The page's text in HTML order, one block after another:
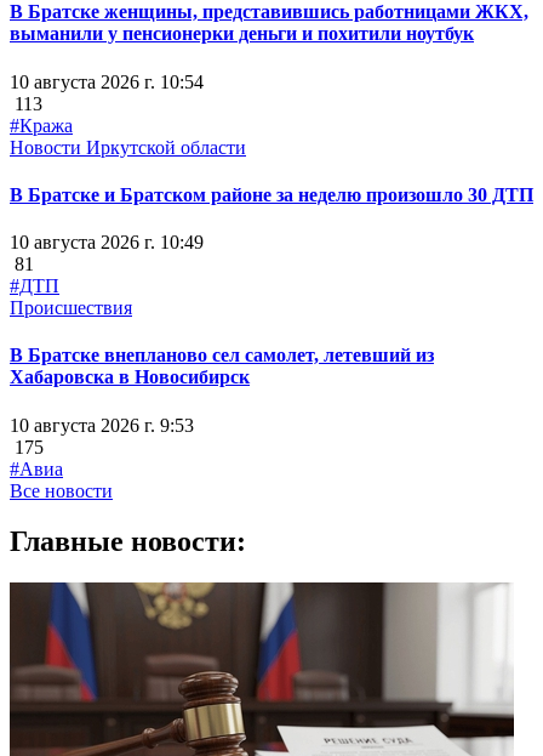
В Братске женщины, представившись работницами ЖКХ,
выманили у пенсионерки деньги и похитили ноутбук
10 августа 2026 г. 10:54
113
#Кража
Новости Иркутской области
В Братске и Братском районе за неделю произошло 30 ДТП
10 августа 2026 г. 10:49
81
#ДТП
Происшествия
В Братске внепланово сел самолет, летевший из
Хабаровска в Новосибирск
10 августа 2026 г. 9:53
175
#Авиа
Все новости
Главные новости: